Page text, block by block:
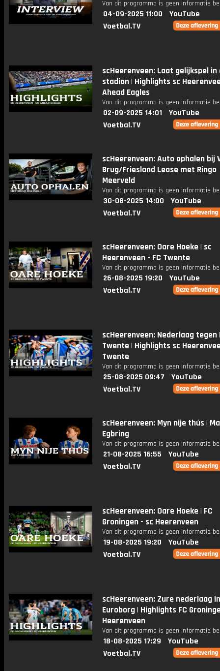
Van dit programma is geen informatie
04-09-2025 11:00
YouTube
Voetbal.TV
scHeerenveen: Laat gelijkspel in
stadion | Highlights sc
Ahead Eagles
Van dit programma is geen informatie
02-09-2025 14:01
YouTube
Voetbal.TV
scHeerenveen: Auto ophalen bij
Brug/Friesland Lease met Ringo
Meerveld
Van dit programma is geen informatie
30-08-2025 14:00
YouTube
Voetbal.TV
scHeerenveen: Oare Hoeke | sc
Heerenveen - FC Twente
Van dit programma is geen informatie
26-08-2025 19:20
YouTube
Voetbal.TV
scHeerenveen: Nederlaag tegen
Twente | Highlights sc
Twente
Van dit programma is geen informatie
25-08-2025 09:47
YouTube
Voetbal.TV
scHeerenveen: Myn nije thús |
Egbring
Van dit programma is geen informatie
21-08-2025 16:55
YouTube
Voetbal.TV
scHeerenveen: Oare Hoeke | FC
Groningen - sc Heerenveen
Van dit programma is geen informatie
19-08-2025 19:20
YouTube
Voetbal.TV
scHeerenveen: Zure nederlaag in
Euroborg | Highlights FC
Heerenveen
Van dit programma is geen informatie
18-08-2025 17:29
YouTube
Voetbal.TV